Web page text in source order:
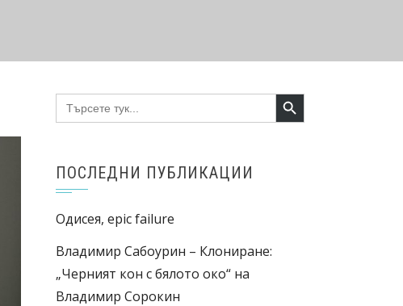
Search
for:
Search Button
ПОСЛЕДНИ ПУБЛИКАЦИИ
Одисея, epic failure
Владимир Сабоурин – Клониране:
„Черният кон с бялото око“ на
Владимир Сорокин